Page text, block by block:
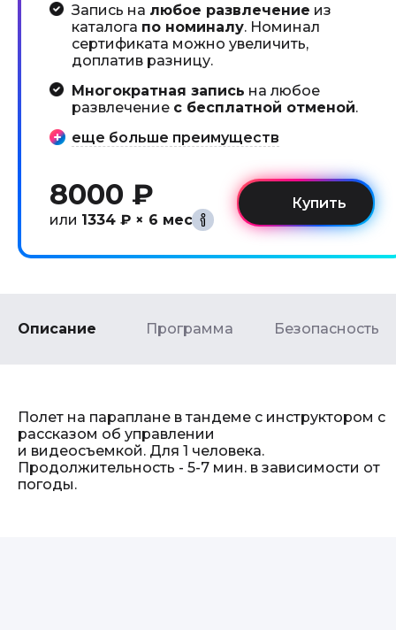
Запись на любое развлечение из
каталога по номиналу. Номинал
сертификата можно увеличить,
доплатив разницу.
Многократная запись на любое
развлечение с бесплатной отменой.
еще больше преимуществ
8000 ₽
или 1334 ₽ × 6 мес
Описание Программа Безопасность
Полет на параплане в тандеме с инструктором с
рассказом об управлении
и видеосъемкой. Для 1 человека.
Продолжительность - 5-7 мин. в зависимости от
погоды.